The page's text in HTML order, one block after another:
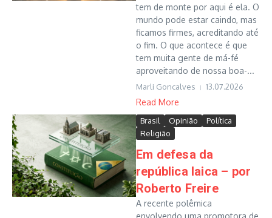
tem de monte por aqui é ela. O
mundo pode estar caindo, mas
ficamos firmes, acreditando até
o fim. O que acontece é que
tem muita gente de má-fé
aproveitando de nossa boa-...
Marli Goncalves 13.07.2026
Read More
Brasil Opinião
Política
Religião
Em defesa da
república laica – por
Roberto Freire
A recente polêmica
envolvendo uma promotora de